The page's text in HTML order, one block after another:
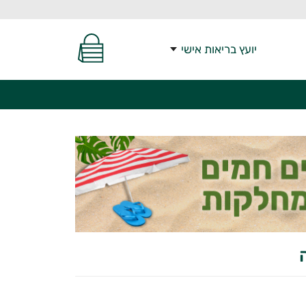
יועץ בריאות אישי